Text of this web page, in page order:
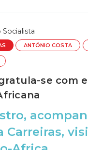
Socialista
ANTÓNIO COSTA
se com
Carreiras,